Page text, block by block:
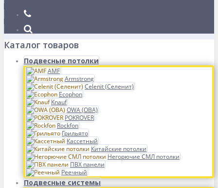
Каталог товаров
Подвесные потолки
AMF
Armstrong
Celenit (Селенит)
Ecophon
Knauf
OWA (ОВА)
POKROVER
Rockfon
Грильято
Кассетный
Китайские потолки
Негорючие СМЛ потолки
ПВХ панели
Реечный
Подвесные системы